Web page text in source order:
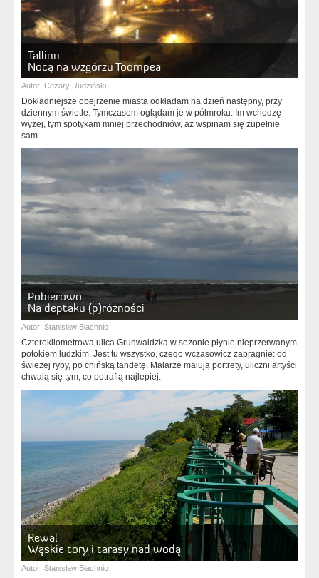
Tallinn
Nocą na wzgórzu Toompea
Autor: Cezary Rudziński
Dokładniejsze obejrzenie miasta odkładam na dzień następny, przy
dziennym świetle. Tymczasem oglądam je w półmroku. Im wchodzę
wyżej, tym spotykam mniej przechodniów, aż wspinam się zupełnie
sam...
Pobierowo
Na deptaku (p)różności
Autor: Stanisław Błachnio
Czterokilometrowa ulica Grunwaldzka w sezonie płynie nieprzerwanym
potokiem ludzkim. Jest tu wszystko, czego wczasowicz zapragnie: od
świeżej ryby, po chińską tandetę. Malarze malują portrety, uliczni artyści
chwalą się tym, co potrafią najlepiej.
Rewal
Wąskie tory i tarasy nad wodą
Autor: Stanisław Błachnio